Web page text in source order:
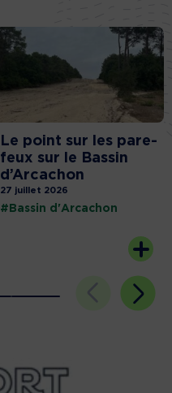
Le point sur les pare-
feux sur le Bassin
d’Arcachon
27 juillet 2026
#Bassin d'Arcachon